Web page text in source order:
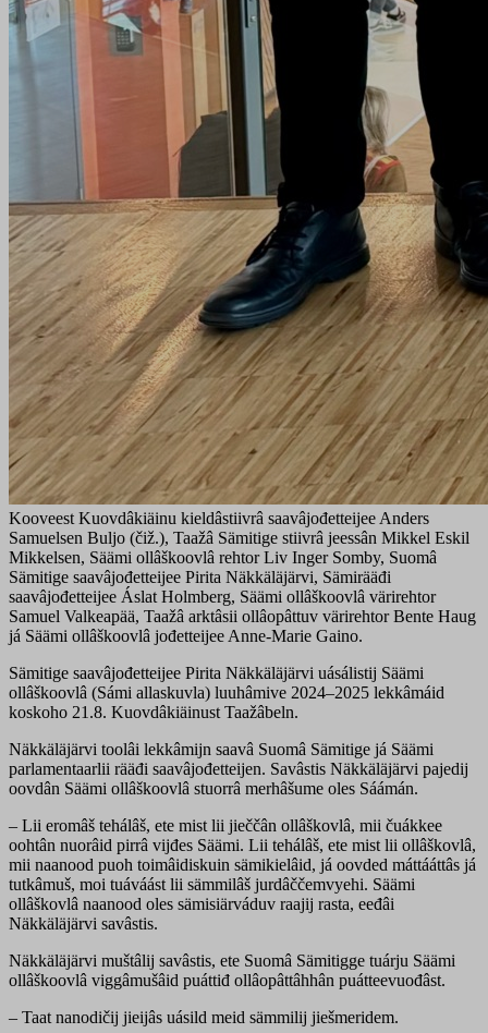
Kooveest Kuovdâkiäinu kieldâstiivrâ saavâjođetteijee Anders
Samuelsen Buljo (čiž.), Taažâ Sämitige stiivrâ jeessân Mikkel Eskil
Mikkelsen, Säämi ollâškoovlâ rehtor Liv Inger Somby, Suomâ
Sämitige saavâjođetteijee Pirita Näkkäläjärvi, Sämirääđi
saavâjođetteijee Áslat Holmberg, Säämi ollâškoovlâ värirehtor
Samuel Valkeapää, Taažâ arktâsii ollâopâttuv värirehtor Bente Haug
já Säämi ollâškoovlâ jođetteijee Anne-Marie Gaino.
Sämitige saavâjođetteijee Pirita Näkkäläjärvi uásálistij Säämi
ollâškoovlâ (Sámi allaskuvla) luuhâmive 2024–2025 lekkâmáid
koskoho 21.8. Kuovdâkiäinust Taažâbeln.
Näkkäläjärvi toolâi lekkâmijn saavâ Suomâ Sämitige já Säämi
parlamentaarlii rääđi saavâjođetteijen. Savâstis Näkkäläjärvi pajedij
oovdân Säämi ollâškoovlâ stuorrâ merhâšume oles Sáámán.
– Lii eromâš tehálâš, ete mist lii jieččân ollâškovlâ, mii čuákkee
oohtân nuorâid pirrâ vijđes Säämi. Lii tehálâš, ete mist lii ollâškovlâ,
mii naanood puoh toimâidiskuin sämikielâid, já oovded máttááttâs já
tutkâmuš, moi tuáváást lii sämmilâš jurdâččemvyehi. Säämi
ollâškovlâ naanood oles sämisiärváduv raajij rasta, eeđâi
Näkkäläjärvi savâstis.
Näkkäläjärvi muštâlij savâstis, ete Suomâ Sämitigge tuárju Säämi
ollâškoovlâ viggâmušâid puáttiđ ollâopâttâhhân puátteevuođâst.
– Taat nanodičij jieijâs uásild meid sämmilij jiešmeridem.